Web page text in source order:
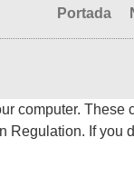
Portada
computer.
Regulation. If you